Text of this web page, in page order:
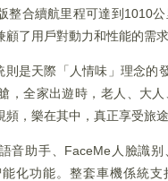
整合續航里程可達到1010公
了用戶對動力和性能的需求
則是天際「人情味」理念的
，全家出遊時，老人、大
，樂在其中，真正享受旅途
音助手、FaceMe人臉識别
化功能。整套車機係統支